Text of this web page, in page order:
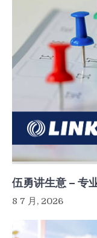
伍勇讲生意 – 专
8 7 月, 2026